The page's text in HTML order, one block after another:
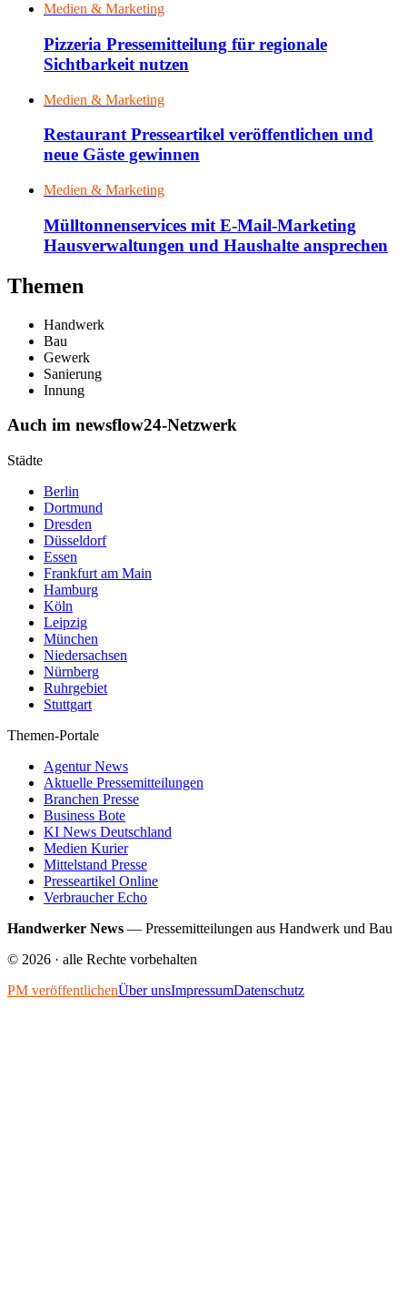
Medien & Marketing
Pizzeria Pressemitteilung für regionale
Sichtbarkeit nutzen
Medien & Marketing
Restaurant Presseartikel veröffentlichen und
neue Gäste gewinnen
Medien & Marketing
Mülltonnenservices mit E-Mail-Marketing
Hausverwaltungen und Haushalte ansprechen
Themen
Handwerk
Bau
Gewerk
Sanierung
Innung
Auch im newsflow24-Netzwerk
Städte
Berlin
Dortmund
Dresden
Düsseldorf
Essen
Frankfurt am Main
Hamburg
Köln
Leipzig
München
Niedersachsen
Nürnberg
Ruhrgebiet
Stuttgart
Themen-Portale
Agentur News
Aktuelle Pressemitteilungen
Branchen Presse
Business Bote
KI News Deutschland
Medien Kurier
Mittelstand Presse
Presseartikel Online
Verbraucher Echo
Handwerker News — Pressemitteilungen aus Handwerk und Bau
© 2026 · alle Rechte vorbehalten
PM veröffentlichenÜber unsImpressumDatenschutz